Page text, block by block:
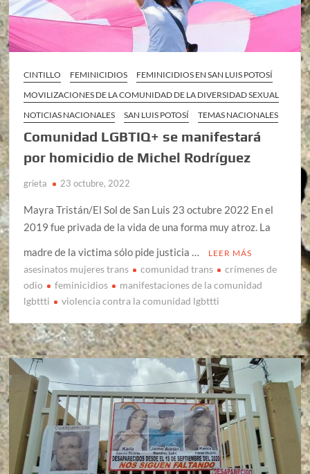
CINTILLO FEMINICIDIOS
FEMINICIDIOS EN SAN LUIS POTOSÍ
MOVILIZACIONES DE LA COMUNIDAD DE LA DIVERSIDAD SEXUAL
NOTICIAS NACIONALES
SAN LUIS POTOSÍ TEMAS NACIONALES
Comunidad LGBTIQ+ se manifestará
por homicidio de Michel Rodríguez
grieta 23 octubre, 2022
Mayra Tristán/El Sol de San Luis 23 octubre 2022 En el
2019 fue privada de la vida de una forma muy atroz. La
madre de la victima sólo pide justicia …
LEER MÁS
asesinatos mujeres trans comunidad trans
crímenes de
odio
feminicidios
manifestaciones de la comunidad
lgbttti
violencia contra la comunidad lgbttti